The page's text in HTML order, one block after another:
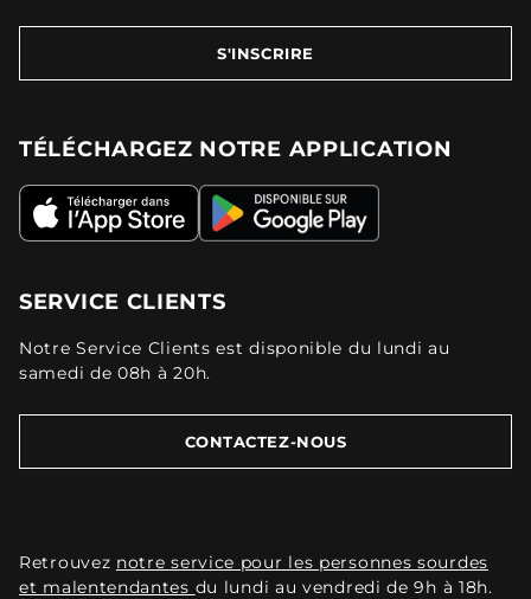
S'INSCRIRE
TÉLÉCHARGEZ NOTRE APPLICATION
SERVICE CLIENTS
Notre Service Clients est disponible du lundi au
samedi de 08h à 20h.
CONTACTEZ-NOUS
Retrouvez notre service pour les personnes sourdes
et malentendantes du lundi au vendredi de 9h à 18h.